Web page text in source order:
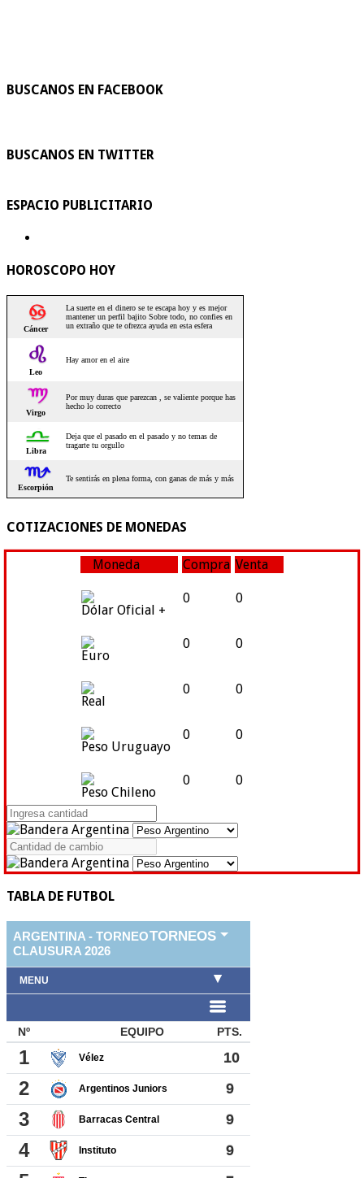
BUSCANOS EN FACEBOOK
BUSCANOS EN TWITTER
ESPACIO PUBLICITARIO
HOROSCOPO HOY
COTIZACIONES DE MONEDAS
Moneda Compra Venta
Dólar Oficial +
0 0
Euro
0 0
Real
0 0
Peso Uruguayo
0 0
Peso Chileno
0 0
TABLA DE FUTBOL